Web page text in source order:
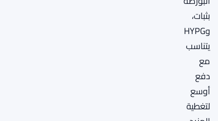
بثبات،
وHYPG
يتناسب
مع
دفع
أوسع
لتغطية